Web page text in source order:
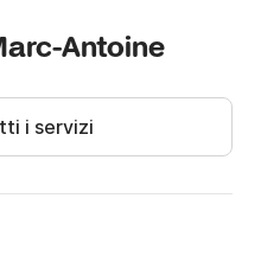
?
viene noleggiata da
esitate a contattarci.
Antoine
i servizi